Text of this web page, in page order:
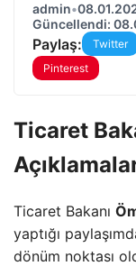
admin•
Güncellendi:
Paylaş: Twitter
Pinterest
Ticaret
Ticaret Bakanı
yaptığı
dönüm noktası